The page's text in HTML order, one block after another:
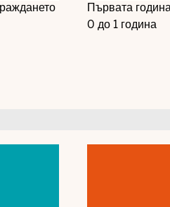
Първата
0 до 1 година